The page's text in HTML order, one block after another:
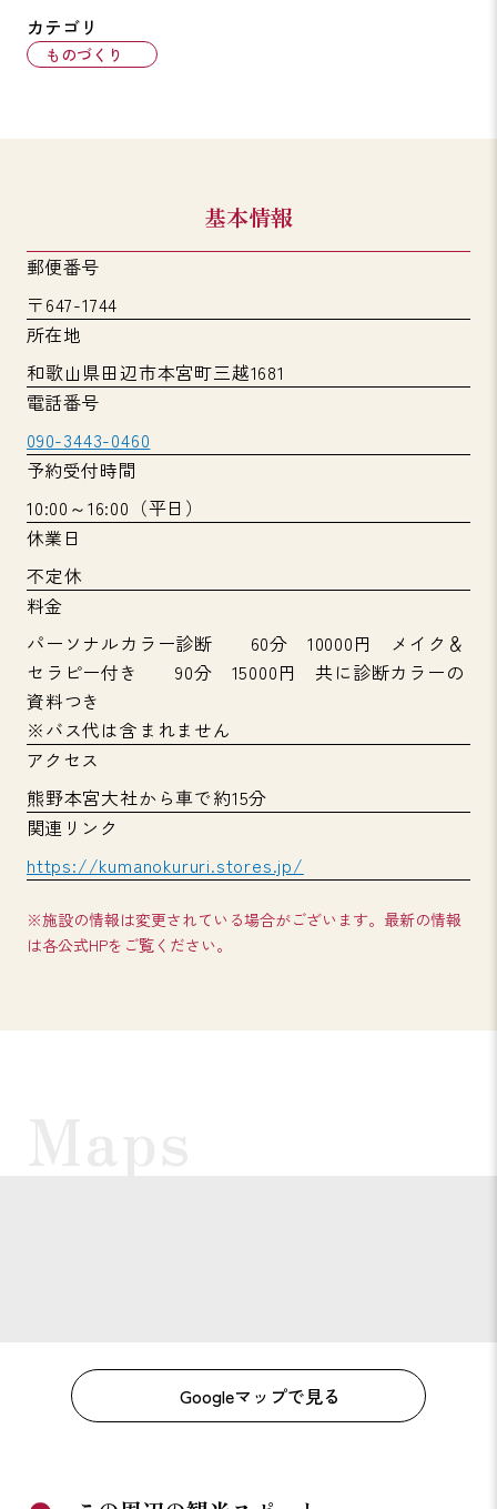
カテゴリ
ものづくり
基本情報
郵便番号
〒647-1744
所在地
和歌山県田辺市本宮町三越1681
電話番号
090-3443-0460
予約受付時間
10:00～16:00（平日）
休業日
不定休
料金
パーソナルカラー診断 60分 10000円 メイク＆
セラピー付き 90分 15000円 共に診断カラーの
資料つき
※バス代は含まれません
アクセス
熊野本宮大社から車で約15分
関連リンク
https://kumanokururi.stores.jp/
※施設の情報は変更されている場合がございます。最新の情報
は各公式HPをご覧ください。
Googleマップで見る